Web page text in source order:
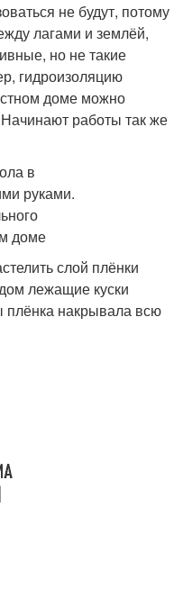
не будут, потому
лагами и землёй,
но не такие
гидроизоляцию
доме можно
работы так же
слой плёнки
лежащие куски
плёнка накрывала всю